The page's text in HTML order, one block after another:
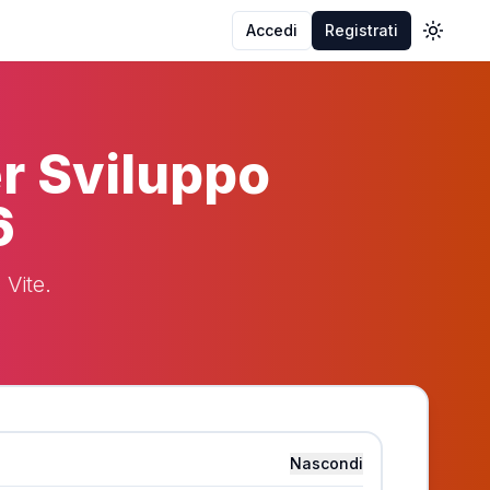
Accedi Registrati Toggle
Sviluppo
Nascondi